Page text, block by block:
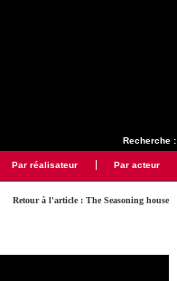
Recherche :
Par réalisateur Par acteur
Retour à l'article : The Seasoning house